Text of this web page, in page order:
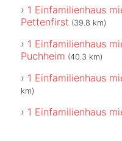
1 Einfamilienhaus
Pettenfirst (39.8 km)
1 Einfamilienhaus
Puchheim (40.3 km)
1 Einfamilienhaus
km)
1 Einfamilienhaus